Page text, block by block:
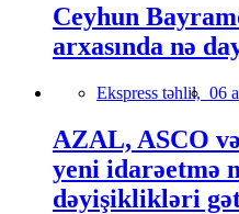
Ceyhun
arxasında nə
Ekspress təhlil, 06
AZAL, ASCO
yeni idarəetmə
dəyişiklikləri